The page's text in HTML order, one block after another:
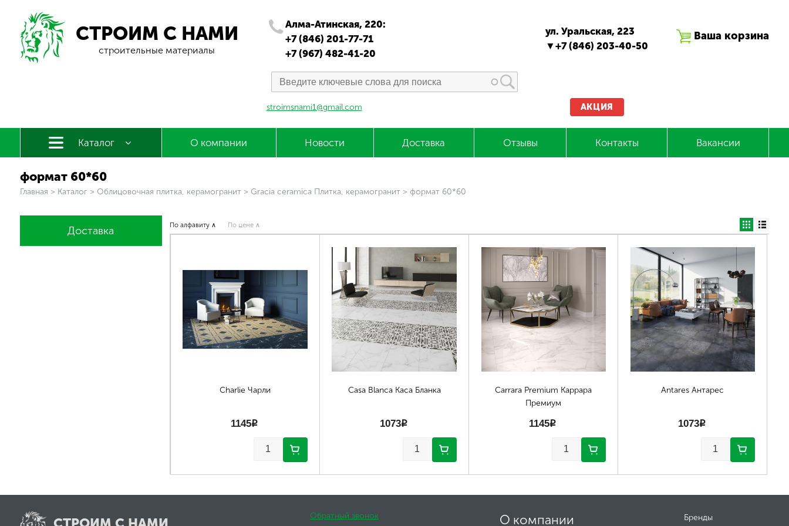
СТРОИМ С НАМИ
строительные материалы
Алма-Атинская, 220:
+7 (846) 201-77-71
+7 (967) 482-41-20
ул. Уральская, 223
+7 (846) 203-40-50
Ваша корзина
stroimsnami1@gmail.com АКЦИЯ
Каталог О компании Новости Доставка Отзывы Контакты Вакансии
формат 60*60
Вы здесь
Главная > Каталог > Облицовочная плитка, керамогранит > Gracia ceramica Плитка, керамогранит > формат 60*60
Доставка По алфавиту ∧ По цене ∧
Charlie Чарли
1145p
Casa Blanca Каса Бланка
1073p
Carrara Premium Каррара
Премиум
1145p
Antares Антарес
1073p
Обратный звонок О компании Бренды